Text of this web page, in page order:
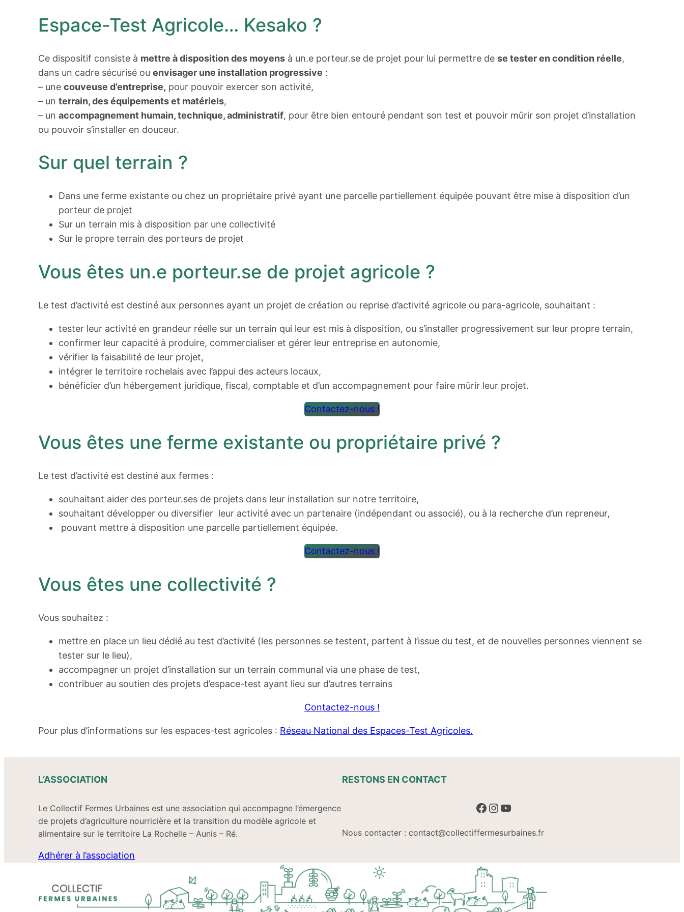
Espace-Test Agricole… Kesako ?
Ce dispositif consiste à mettre à disposition des moyens à un.e porteur.se de projet pour lui permettre dese tester en condition réelle,
dans un cadre sécurisé ouenvisager une installation progressive :
– unecouveuse d’entreprise, pour pouvoir exercer son activité,
– unterrain, des équipements et matériels,
– unaccompagnement humain, technique, administratif, pour être bien entouré pendant son test et pouvoir mûrir son projet d’installation
ou pouvoir s’installer en douceur.
Sur quel terrain ?
Dans une ferme existante ou chez un propriétaire privé ayant une parcelle partiellement équipée pouvant être mise à disposition d’un
porteur de projet
Sur un terrain mis à disposition par une collectivité
Sur le propre terrain des porteurs de projet
Vous êtes un.e porteur.se de projet agricole ?
Le test d’activité est destiné aux personnes ayant un projet de création ou reprise d’activité agricole ou para-agricole, souhaitant :
tester leur activité en grandeur réelle sur un terrain qui leur est mis à disposition, ou s’installer progressivement sur leur propre terrain,
confirmer leur capacité à produire, commercialiser et gérer leur entreprise en autonomie,
vérifier la faisabilité de leur projet,
intégrer le territoire rochelais avec l’appui des acteurs locaux,
bénéficier d’un hébergement juridique, fiscal, comptable et d’un accompagnement pour faire mûrir leur projet.
Contactez-nous !
Vous êtes une ferme existante ou propriétaire privé ?
Le test d’activité est destiné aux fermes :
souhaitant aider des porteur.ses de projets dans leur installation sur notre territoire,
souhaitant développer ou diversifier leur activité avec un partenaire (indépendant ou associé), ou à la recherche d’un repreneur,
pouvant mettre à disposition une parcelle partiellement équipée.
Contactez-nous !
Vous êtes une collectivité ?
Vous souhaitez :
mettre en place un lieu dédié au test d’activité (les personnes se testent, partent à l’issue du test, et de nouvelles personnes viennent se
tester sur le lieu),
accompagner un projet d’installation sur un terrain communal via une phase de test,
contribuer au soutien des projets d’espace-test ayant lieu sur d’autres terrains
Contactez-nous !
Pour plus d’informations sur les espaces-test agricoles : Réseau National des Espaces-Test Agricoles.
L’ASSOCIATION
Le Collectif Fermes Urbaines est une association qui accompagne l’émergence
de projets d’agriculture nourricière et la transition du modèle agricole et
alimentaire sur le territoire La Rochelle – Aunis – Ré.
Adhérer à l’association
RESTONS EN CONTACT
Facebook InstagramYouTube
Nous contacter : contact@collectiffermesurbaines.fr